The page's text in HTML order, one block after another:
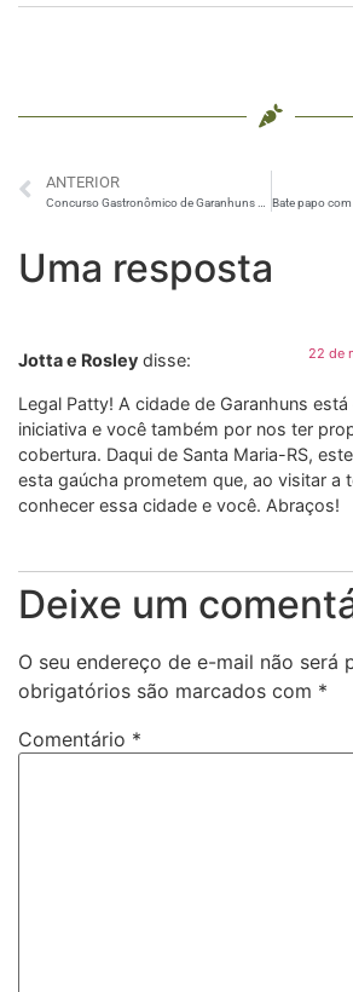
ANTERIOR
Concurso Gastronômico de Garanhuns – Segundo e último dia, primeira parte
Uma resposta
Jotta e Rosley disse: 22 de
Legal Patty! A cidade de Garanhuns
iniciativa e você também por nos ter
cobertura. Daqui de Santa Maria-RS,
esta gaúcha prometem que, ao visitar a
conhecer essa cidade e você. Abraços!
Deixe um
O seu endereço de e-mail não será
obrigatórios são marcados com *
Comentário *